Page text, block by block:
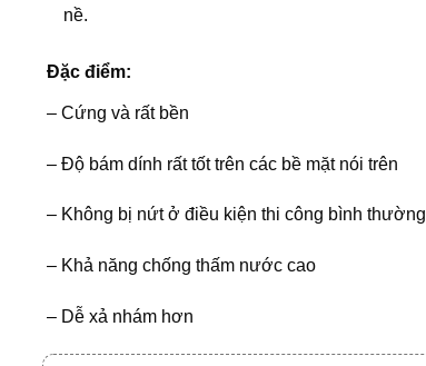
nề.
Đặc điểm:
– Cứng và rất bền
– Độ bám dính rất tốt trên các bề mặt nói trên
– Không bị nứt ở điều kiện thi công bình thường
– Khả năng chống thấm nước cao
– Dễ xả nhám hơn